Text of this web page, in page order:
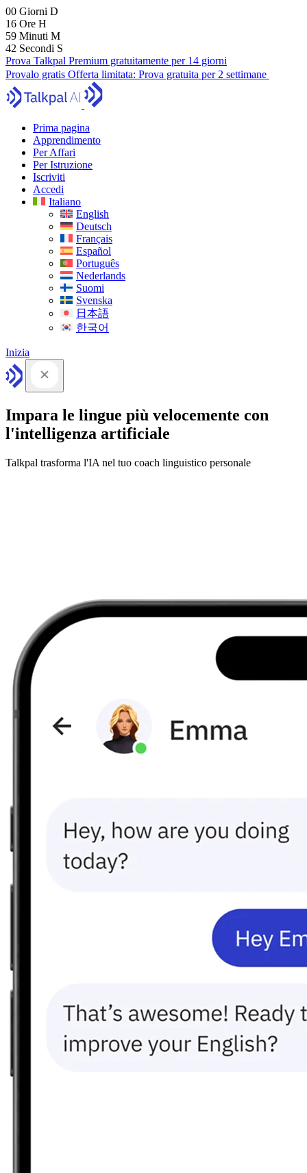
00 Giorni D
16 Ore H
59 Minuti M
40 Secondi S
Prova Talkpal Premium gratuitamente per 14 giorni
Provalo gratis Offerta limitata: Prova gratuita per 2 settimane
Prima pagina
Apprendimento
Per Affari
Per Istruzione
Iscriviti
Accedi
Italiano
English
Deutsch
Français
Español
Português
Nederlands
Suomi
Svenska
日本語
한국어
Inizia
Impara le lingue più velocemente con
l'intelligenza artificiale
Talkpal trasforma l'IA nel tuo coach linguistico personale